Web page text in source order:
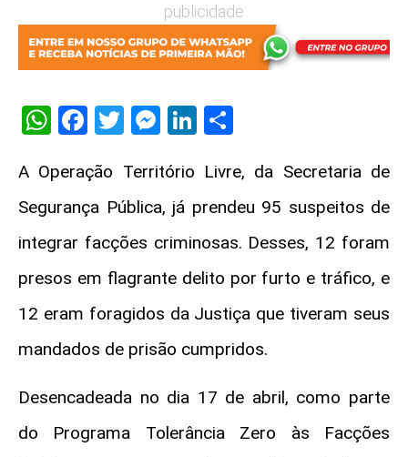
publicidade
WhatsApp
Facebook
Twitter
Messenger
LinkedIn
A Operação Território Livre, da Secretaria de
Segurança Pública, já prendeu 95 suspeitos de
integrar facções criminosas. Desses, 12 foram
presos em flagrante delito por furto e tráfico, e
12 eram foragidos da Justiça que tiveram seus
mandados de prisão cumpridos.
Desencadeada no dia 17 de abril, como parte
do Programa Tolerância Zero às Facções